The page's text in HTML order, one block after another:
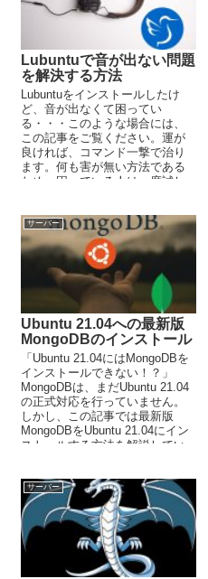
Lubuntuで音が出ない問題
を解決する方法
Lubuntuをインストールしたけ
ど、音が出なくて困ってい
る・・・このような場合には、
この記事をご覧ください。運が
良ければ、コマンド一撃で治り
ます。何も害が無い方法である
ため、困っている人は一度試し
サーバー
Ubuntu 21.04への最新版
MongoDBのインストール
「Ubuntu 21.04にはMongoDBを
インストールできない！？」
MongoDBは、まだUbuntu 21.04
の正式対応を行っていません。
しかし、この記事では最新版
MongoDBをUbuntu 21.04にイン
ストールする方法を解説してい
サーバー